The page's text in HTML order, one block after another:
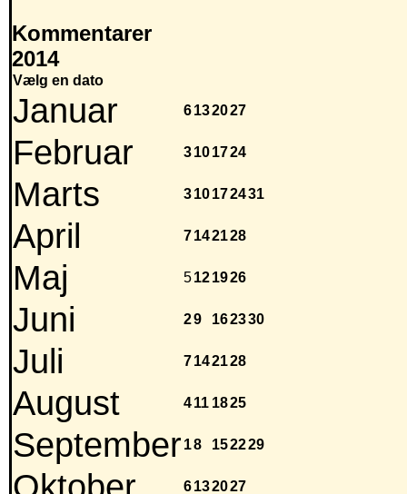
Kommentarer
2014
Vælg en dato
Januar 6132027
Februar 3101724
Marts 310172431
April 7142128
Maj 5121926
Juni 29 162330
Juli 7142128
August 411 1825
September 18 152229
6132027